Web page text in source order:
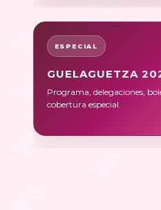
ESPECIAL
GUELAGUETZA
Programa, delegaciones,
cobertura especial.